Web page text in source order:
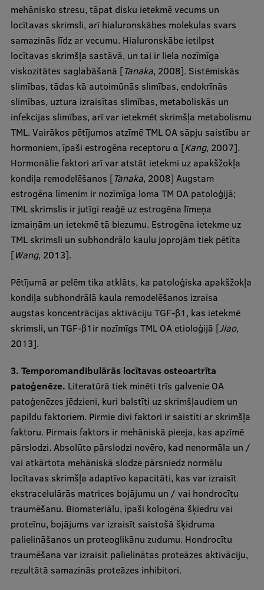
mehānisko stresu, tāpat disku ietekmē vecums un
locītavas skrimsli, arī hialuronskābes molekulas svars
samazinās līdz ar vecumu. Hialuronskābe ietilpst
locītavas skrimšļa sastāvā, un tai ir liela nozīmīga
viskozitātes saglabāšanā [Tanaka, 2008]. Sistēmiskās
slimības, tādas kā autoimūnās slimības, endokrīnās
slimības, uztura izraisītas slimības, metaboliskās un
infekcijas slimības, arī var ietekmēt skrimšļa metabolismu
TML. Vairākos pētījumos atzīmē TML OA sāpju saistību ar
hormoniem, īpaši estrogēna receptoru α [Kang, 2007].
Hormonālie faktori arī var atstāt ietekmi uz apakšžokļa
kondiļa remodelēšanos [Tanaka, 2008] Augstam
estrogēna līmenim ir nozīmīga loma TM OA patoloģijā;
TML skrimslis ir jutīgi reaģē uz estrogēna līmeņa
izmaiņām un ietekmē tā biezumu. Estrogēna ietekme uz
TML skrimsli un subhondrālo kaulu joprojām tiek pētīta
[Wang, 2013].
Pētījumā ar pelēm tika atklāts, ka patoloģiska apakšžokļa
kondiļa subhondrālā kaula remodelēšanos izraisa
augstas koncentrācijas aktivāciju TGF-β1, kas ietekmē
skrimsli, un TGF-β1ir nozīmīgs TML OA etioloģijā [Jiao,
2013].
3. Temporomandibulārās locītavas osteoartrīta
patoģenēze. Literatūrā tiek minēti trīs galvenie OA
patoģenēzes jēdzieni, kuri balstīti uz skrimšļaudiem un
papildu faktoriem. Pirmie divi faktori ir saistīti ar skrimšļa
faktoru. Pirmais faktors ir mehāniskā pieeja, kas apzīmē
pārslodzi. Absolūto pārslodzi novēro, kad nenormāla un /
vai atkārtota mehāniskā slodze pārsniedz normālu
locītavas skrimšļa adaptīvo kapacitāti, kas var izraisīt
ekstracelulārās matrices bojājumu un / vai hondrocītu
traumēšanu. Biomateriālu, īpaši kologēna šķiedru vai
proteīnu, bojājums var izraisīt saistošā šķidruma
palielināšanos un proteoglikānu zudumu. Hondrocītu
traumēšana var izraisīt palielinātas proteāzes aktivāciju,
rezultātā samazinās proteāzes inhibitori.